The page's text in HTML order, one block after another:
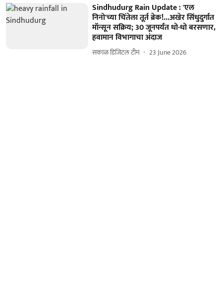
Sindhudurg Rain Update : 'एल
निनो'च्या चिंतेला तूर्त ब्रेक!...अखेर सिंधुदुर्गात
मॉन्सून सक्रिय; 30 जूनपर्यंत धो-धो बरसणार,
हवामान विभागाचा अंदाज
सकाळ डिजिटल टीम 23 June 2026